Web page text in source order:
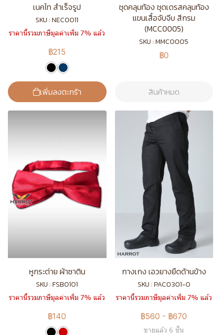
เนคไท สำเร็จรูป
SKU : NEC0011
ราคานี้รวมภาษีมูลค่าเพิ่ม 7% แล้ว
฿215
เพิ่มลงตะกร้า
ชุดคลุมท้อง ชุดเดรสคลุมท้อง
แขนเสื้อจับจีบ สีกรม
(MCC0005)
SKU : MMC0005
฿0
สินค้าหมด
หูกระต่าย ผ้าซาติน
SKU : FSB0101
ราคานี้รวมภาษีมูลค่าเพิ่ม 7% แล้ว
฿140
กางเกง เอวยางยืดด้านข้าง
SKU : PAC0301-0
ราคานี้รวมภาษีมูลค่าเพิ่ม 7% แล้ว
฿560 - ฿670
ขายแล้ว 6 ชิ้น